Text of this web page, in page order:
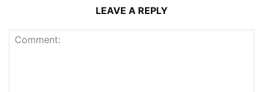
LEAVE A REPLY